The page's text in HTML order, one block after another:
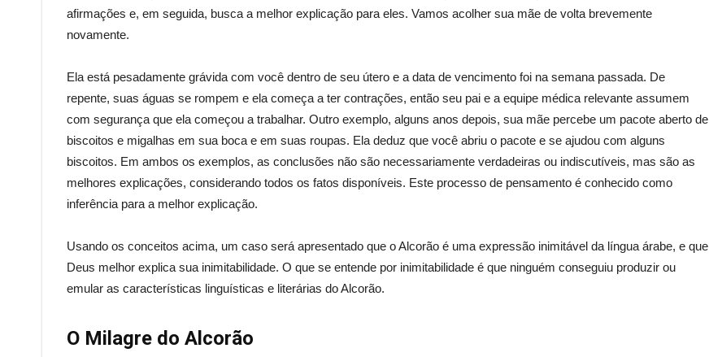
afirmações e, em seguida, busca a melhor explicação para eles. Vamos acolher sua mãe de volta brevemente
novamente.
Ela está pesadamente grávida com você dentro de seu útero e a data de vencimento foi na semana passada. De
repente, suas águas se rompem e ela começa a ter contrações, então seu pai e a equipe médica relevante assumem
com segurança que ela começou a trabalhar. Outro exemplo, alguns anos depois, sua mãe percebe um pacote aberto de
biscoitos e migalhas em sua boca e em suas roupas. Ela deduz que você abriu o pacote e se ajudou com alguns
biscoitos. Em ambos os exemplos, as conclusões não são necessariamente verdadeiras ou indiscutíveis, mas são as
melhores explicações, considerando todos os fatos disponíveis. Este processo de pensamento é conhecido como
inferência para a melhor explicação.
Usando os conceitos acima, um caso será apresentado que o Alcorão é uma expressão inimitável da língua árabe, e que
Deus melhor explica sua inimitabilidade. O que se entende por inimitabilidade é que ninguém conseguiu produzir ou
emular as características linguísticas e literárias do Alcorão.
O Milagre do Alcorão